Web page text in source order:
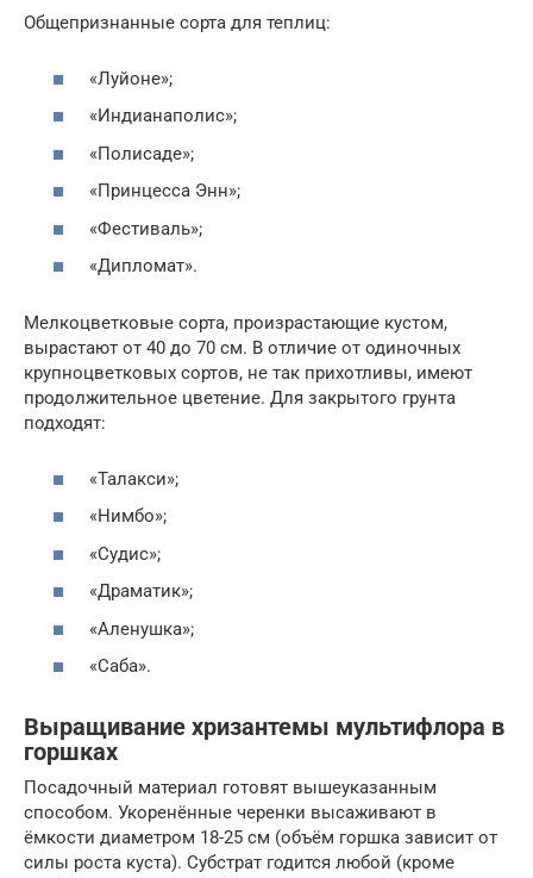
Общепризнанные сорта для теплиц:
«Луйоне»;
«Индианаполис»;
«Полисаде»;
«Принцесса Энн»;
«Фестиваль»;
«Дипломат».
Мелкоцветковые сорта, произрастающие кустом,
вырастают от 40 до 70 см. В отличие от одиночных
крупноцветковых сортов, не так прихотливы, имеют
продолжительное цветение. Для закрытого грунта
подходят:
«Талакси»;
«Нимбо»;
«Судис»;
«Драматик»;
«Аленушка»;
«Саба».
Выращивание хризантемы мультифлора в
горшках
Посадочный материал готовят вышеуказанным
способом. Укоренённые черенки высаживают в
ёмкости диаметром 18-25 см (объём горшка зависит от
силы роста куста). Субстрат годится любой (кроме